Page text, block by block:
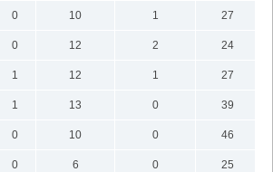
0 10 1
27
0 12 2
24
1 12 1
27
1 13 0
39
0 10 0
46
0 6 0
25